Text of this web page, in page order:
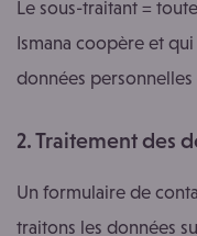
Le sous-traitant =
Ismana coopère et
données
2. Traitement des
Un formulaire de
traitons les données